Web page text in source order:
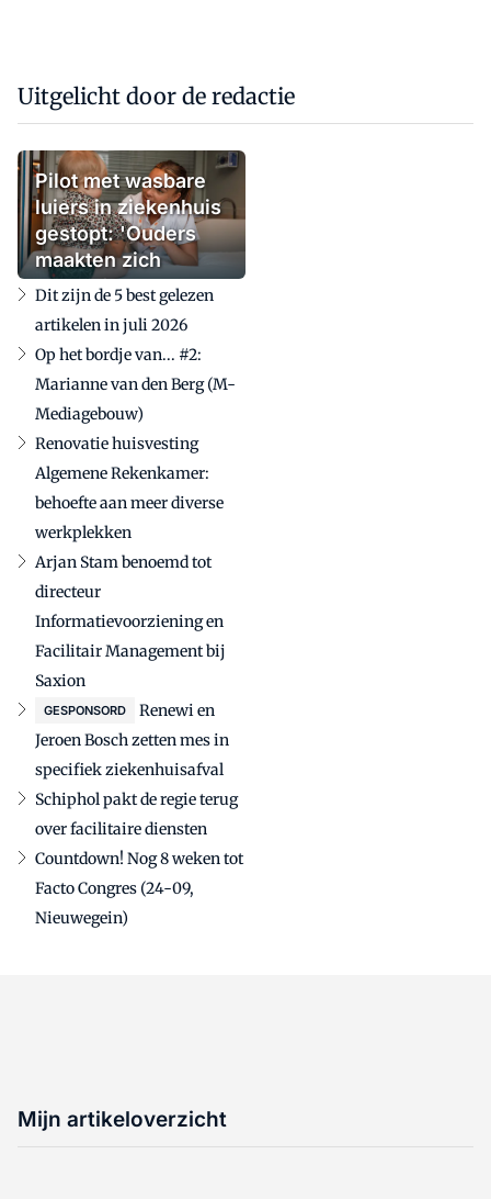
Uitgelicht door de redactie
Pilot met wasbare
luiers in ziekenhuis
gestopt: 'Ouders
maakten zich
zorgen'
Dit zijn de 5 best gelezen
artikelen in juli 2026
Op het bordje van... #2:
Marianne van den Berg (M-
Mediagebouw)
Renovatie huisvesting
Algemene Rekenkamer:
behoefte aan meer diverse
werkplekken
Arjan Stam benoemd tot
directeur
Informatievoorziening en
Facilitair Management bij
Saxion
GESPONSORD
Renewi en
Jeroen Bosch zetten mes in
specifiek ziekenhuisafval
Schiphol pakt de regie terug
over facilitaire diensten
Countdown! Nog 8 weken tot
Facto Congres (24-09,
Nieuwegein)
Mijn artikeloverzicht